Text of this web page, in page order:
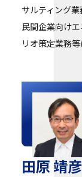
サルティング
民間企業向け
リオ策定業務等
田原 靖彦